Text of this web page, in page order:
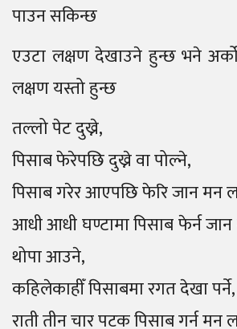
पाउन सकिन्छ
एउटा लक्षण देखाउने हुन्छ भने
लक्षण यस्तो हुन्छ
तल्लो पेट दुख्ने,
पिसाब फेरेपछि दुख्ने वा पोल्ने,
पिसाब गरेर आएपछि फेरि जान मन
आधी आधी घण्टामा पिसाब फेर्न जान
थोपा आउने,
कहिलेकाहीँ पिसाबमा रगत देखा पर्ने,
राती तीन चार पटक पिसाब गर्न मन